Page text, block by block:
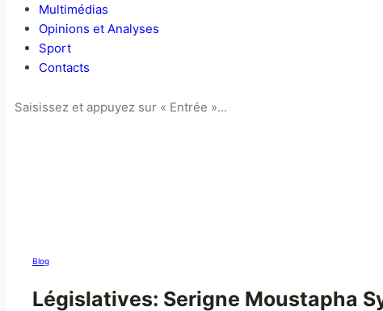
Multimédias
Opinions et Analyses
Sport
Contacts
Blog
Législatives: Serigne Moustapha